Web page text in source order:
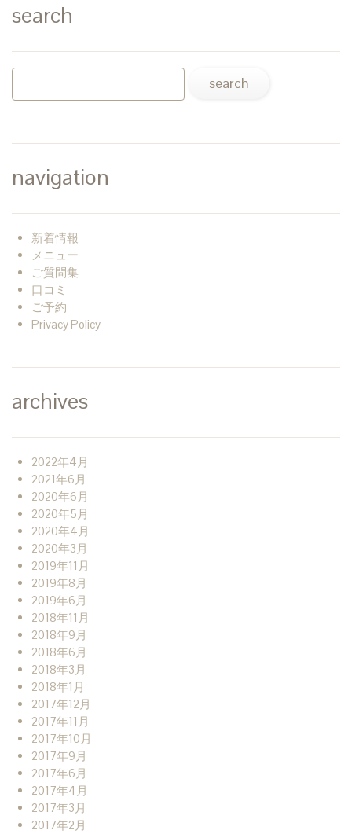
search
navigation
新着情報
メニュー
ご質問集
口コミ
ご予約
Privacy Policy
archives
2022年4月
2021年6月
2020年6月
2020年5月
2020年4月
2020年3月
2019年11月
2019年8月
2019年6月
2018年11月
2018年9月
2018年6月
2018年3月
2018年1月
2017年12月
2017年11月
2017年10月
2017年9月
2017年6月
2017年4月
2017年3月
2017年2月